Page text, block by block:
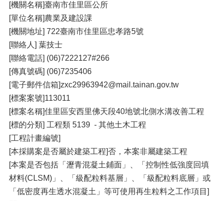
[機關名稱]臺南市佳里區公所
[單位名稱]農業及建設課
[機關地址] 722臺南市佳里區忠孝路5號
[聯絡人] 葉技士
[聯絡電話] (06)7222127#266
[傳真號碼] (06)7235406
[電子郵件信箱]zxc29963942@mail.tainan.gov.tw
[標案案號]113011
[標案名稱]佳里區安西里佛天段40地號北側水溝改善工程
[標的分類] 工程類 5139 - 其他土木工程
[工程計畫編號]
[本採購案是否屬於建築工程]否，本案非屬建築工程
[本案是否包括「瀝青混凝土鋪面」、「控制性低強度回填
材料(CLSM)」、「級配粒料基層」、「級配粒料底層」或
「低密度再生透水混凝土」等可使用再生粒料之工作項目]